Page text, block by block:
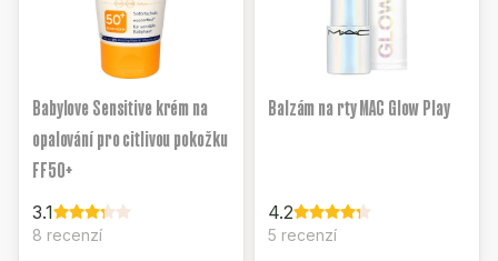
Babylove Sensitive krém na
opalování pro citlivou pokožku
FF50+
3.1
8 recenzí
Balzám na rty MAC Glow Play
4.2
5 recenzí